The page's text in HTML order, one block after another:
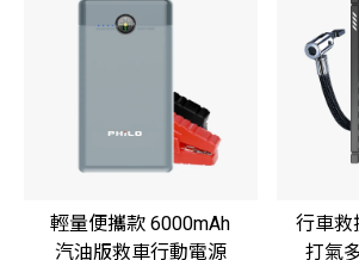
輕量便攜款 6000mAh
汽油版救車行動電源
行車救
打氣